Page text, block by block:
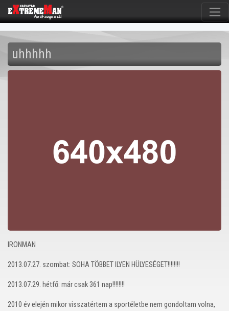
uhhhhh
IRONMAN
2013.07.27. szombat: SOHA TÖBBET ILYEN HÜLYESÉGET!!!!!!!!
2013.07.29. hétfő: már csak 361 nap!!!!!!!!
2010 év elején mikor visszatértem a sportéletbe nem gondoltam volna,